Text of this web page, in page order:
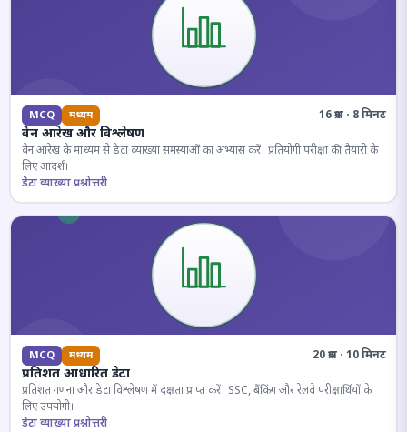
MCQ मध्यम 16 प्रश्न · 8 मिनट
वेन आरेख और विश्लेषण
वेन आरेख के माध्यम से डेटा व्याख्या समस्याओं का अभ्यास करें। प्रतियोगी परीक्षा की तैयारी के
लिए आदर्श।
डेटा व्याख्या प्रश्नोत्तरी
MCQ मध्यम 20 प्रश्न · 10 मिनट
प्रतिशत आधारित डेटा
प्रतिशत गणना और डेटा विश्लेषण में दक्षता प्राप्त करें। SSC, बैंकिंग और रेलवे परीक्षार्थियों के
लिए उपयोगी।
डेटा व्याख्या प्रश्नोत्तरी